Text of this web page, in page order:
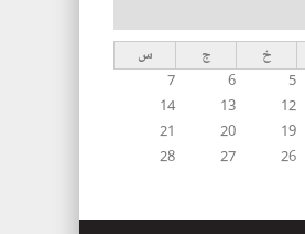
خ ج
س
5
6
7
12
13
14
19
20
21
26
27
28